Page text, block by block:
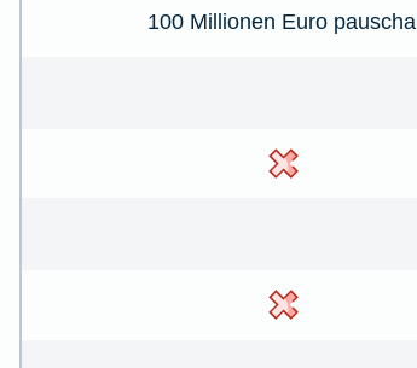
100 Millionen Euro pauschal